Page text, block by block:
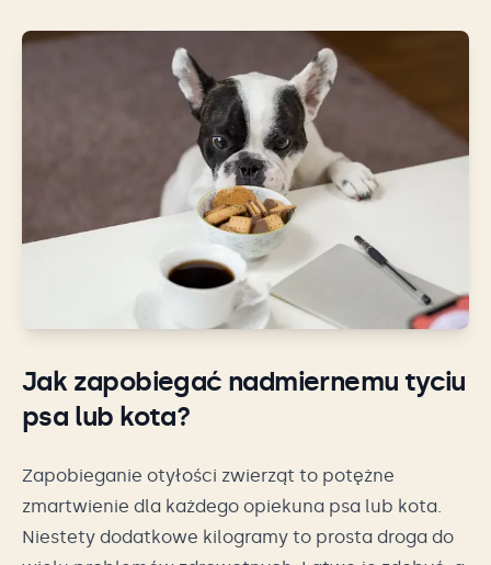
Jak zapobiegać nadmiernemu tyciu
psa lub kota?
Zapobieganie otyłości zwierząt to potężne
zmartwienie dla każdego opiekuna psa lub kota.
Niestety dodatkowe kilogramy to prosta droga do